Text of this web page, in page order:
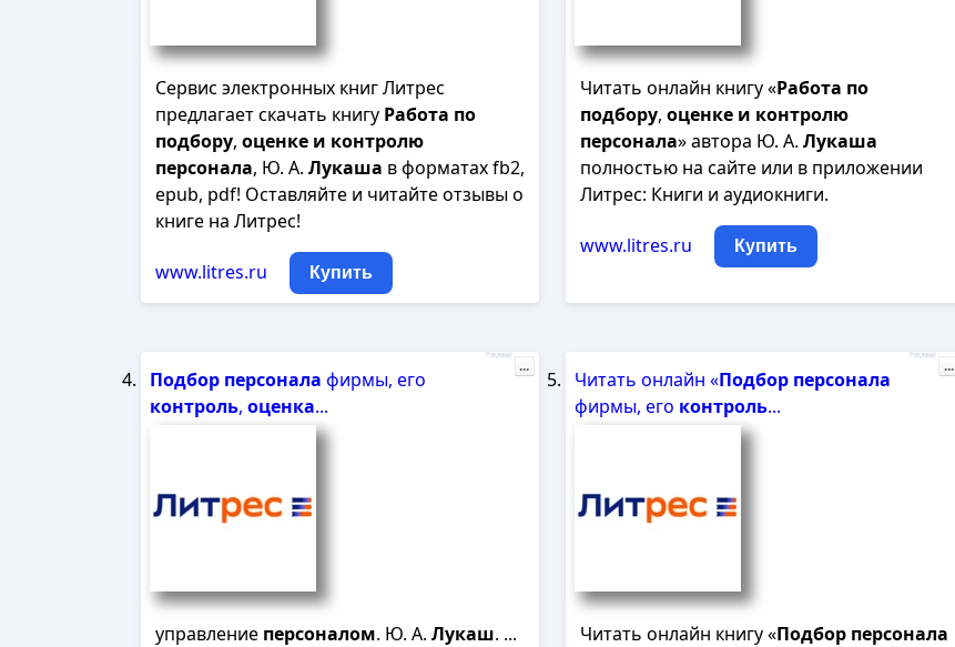
Сервис электронных книг Литрес
предлагает скачать книгу Работа по
подбору, оценке и контролю
персонала, Ю. А. Лукаша в форматах fb2,
epub, pdf! Оставляйте и читайте отзывы о
книге на Литрес!
www.litres.ru Купить
Читать онлайн книгу «Работа по
подбору, оценке и контролю
персонала» автора Ю. А. Лукаша
полностью на сайте или в приложении
Литрес: Книги и аудиокниги.
www.litres.ru Купить
Подбор персонала фирмы, его
контроль, оценка...
управление персоналом. Ю. А. Лукаш. ...
Реклама
...
Читать онлайн «Подбор персонала
фирмы, его контроль...
Читать онлайн книгу «Подбор персонала
Реклама
...